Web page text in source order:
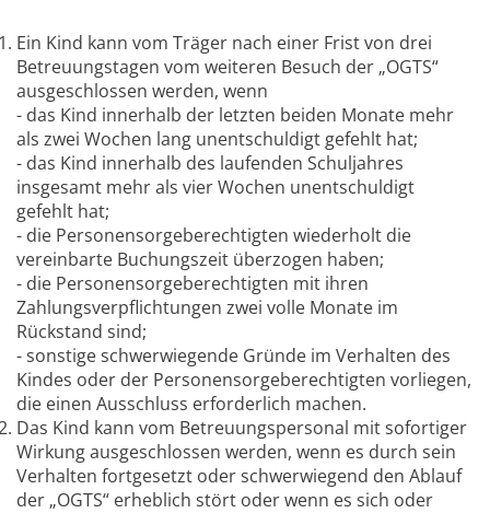
Ein Kind kann vom Träger nach einer Frist von drei
Betreuungstagen vom weiteren Besuch der „OGTS“
ausgeschlossen werden, wenn
- das Kind innerhalb der letzten beiden Monate mehr
als zwei Wochen lang unentschuldigt gefehlt hat;
- das Kind innerhalb des laufenden Schuljahres
insgesamt mehr als vier Wochen unentschuldigt
gefehlt hat;
- die Personensorgeberechtigten wiederholt die
vereinbarte Buchungszeit überzogen haben;
- die Personensorgeberechtigten mit ihren
Zahlungsverpflichtungen zwei volle Monate im
Rückstand sind;
- sonstige schwerwiegende Gründe im Verhalten des
Kindes oder der Personensorgeberechtigten vorliegen,
die einen Ausschluss erforderlich machen.
Das Kind kann vom Betreuungspersonal mit sofortiger
Wirkung ausgeschlossen werden, wenn es durch sein
Verhalten fortgesetzt oder schwerwiegend den Ablauf
der „OGTS“ erheblich stört oder wenn es sich oder